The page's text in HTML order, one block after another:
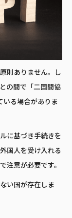
則ありません。し
の間で「二国間協
る場合がありま
に基づき手続きを
国人を受け入れる
注意が必要です。
い国が存在しま